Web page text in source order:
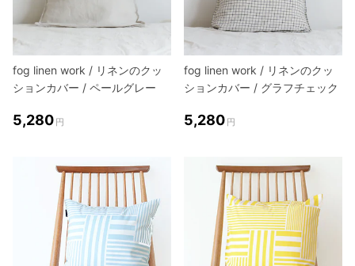
fog linen work / リネンのクッ
ションカバー / ペールグレー
5,280 円
fog linen work / リネンのクッ
ションカバー / グラフチェック
5,280 円